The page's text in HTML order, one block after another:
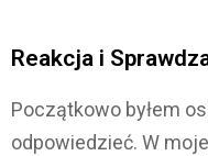
Reakcja i
Początkowo byłem
odpowiedzieć. W